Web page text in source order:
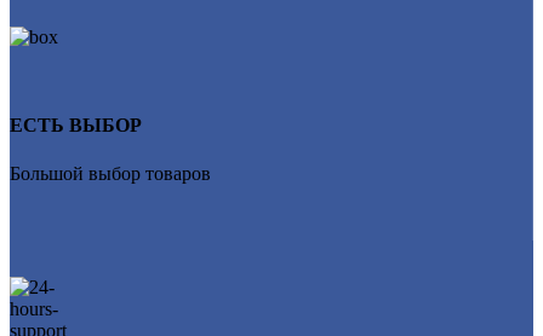
ЕСТЬ ВЫБОР
Большой выбор товаров